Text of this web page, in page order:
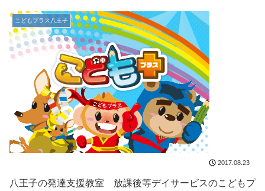
こどもプラス八王子
2017.08.23
八王子の発達支援教室 放課後等デイサービスのこどもプ